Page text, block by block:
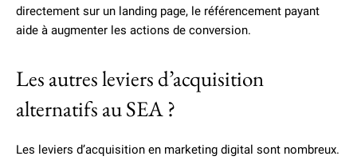
directement sur un landing page, le référencement payant
aide à augmenter les actions de conversion.
Les autres leviers d’acquisition
alternatifs au SEA ?
Les leviers d’acquisition en marketing digital sont nombreux.